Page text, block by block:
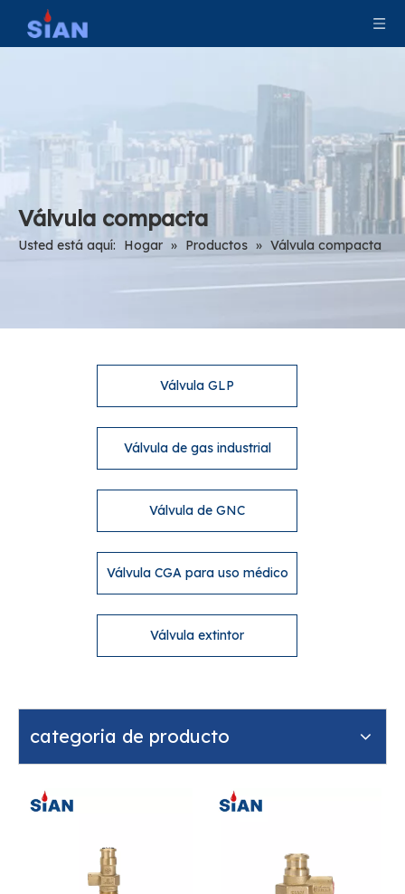
Válvula compacta
Usted está aquí: Hogar » Productos » Válvula compacta
Válvula GLP
Válvula de gas industrial
Válvula de GNC
Válvula CGA para uso médico
Válvula extintor
categoria de producto